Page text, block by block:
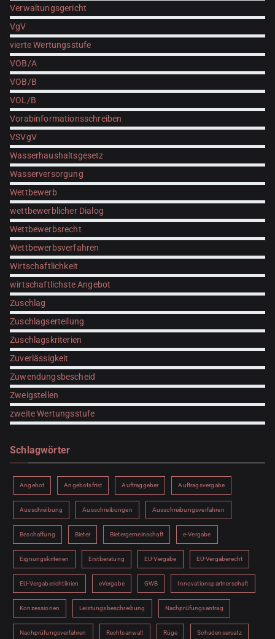
Verwaltungsgericht
VgV
vierte Wertungsstufe
VOB/A
VOB/B
VOL/B
Vorabinformationsschreiben
VSVgV
Wasserhaushaltsgesetz
Wasserversorgung
Wettbewerb
wettbewerblicher Dialog
Wettbewerbsrecht
Wettbewerbsverfahren
Wirtschaftlichkeit
wirtschaftlichste Angebot
Zuschlag
Zuschlagserteilung
Zuschlagskriterien
Zuverlässigkeit
Zuwendungsbescheid
Zweigstellen
zweite Wertungsstufe
Schlagwörter
Angebot Angebotsfrist Auftraggeber Auftragsvergabe
Ausschreibung Ausschreibungen Ausschreibungsverfahren
Beschaffung Bieter Bietergemeinschaft e-Vergabe
Eignungskriterien Erstberatung EU-Vergabe EU-Vergaberecht
EU-Vergaberichtlinien eVergabe GWB Innovationspartnerschaft
Konzessionen Leistungsbeschreibung Nachprüfungsantrag
Nachprüfungsverfahren Rechtsanwalt Rüge Schadensersatz